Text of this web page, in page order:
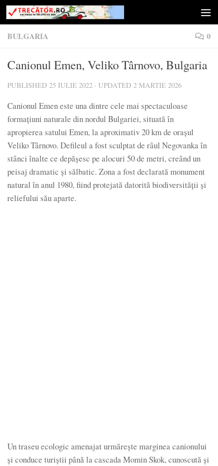
Skip to content
BULGARIA 0
Canionul Emen, Veliko Târnovo, Bulgaria
PUBLISHED 25 IULIE 2022 · UPDATED 2 MARTIE 2026
Canionul Emen este una dintre cele mai spectaculoase
formațiuni naturale din nordul Bulgariei, situată în
apropierea satului Emen, la aproximativ 20 km de orașul
Veliko Târnovo. Defileul a fost sculptat de râul Negovanka în
stânci înalte ce depășesc pe alocuri 50 de metri, creând un
peisaj dramatic și sălbatic. Zona a fost declarată monument
natural în anul 1980, fiind protejată datorită biodiversității și
reliefului său aparte.
Un traseu ecologic amenajat urmărește marginea canionului
și conduce turiștii până la cascada Momin Skok, cunoscută și